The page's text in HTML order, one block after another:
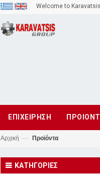
Welcome to Karavatsis
ΕΠΙΧΕΙΡΗΣΗ
Αρχική — Προϊόντα
ΚΑΤΗΓΟΡΙΕΣ